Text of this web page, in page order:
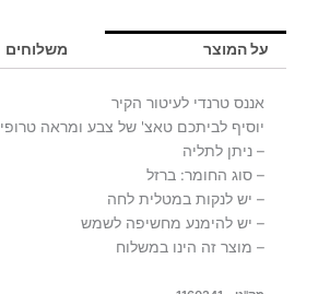
זהב
על המוצר משלוחים
אננס טרנדי לעיטור הקיר
יוסיף לביתכם טאצ' של צבע ומראה טרופי
– ניתן לתליה
– סוג החומר: ברזל
– יש לנקות במטלית לחה
– יש להימנע מחשיפה לשמש
– מוצר זה הינו במשלוח